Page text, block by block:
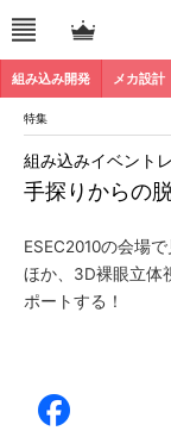
組み込み開発 メカ設計
特集
手探りからの
組み込みイベント
ESEC2010の会場
ほか、3D裸眼立体
ポートする！